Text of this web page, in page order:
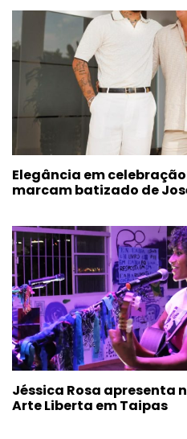
Elegância em
marcam batizado de
Jéssica Rosa apresenta
Arte Liberta em Taipas